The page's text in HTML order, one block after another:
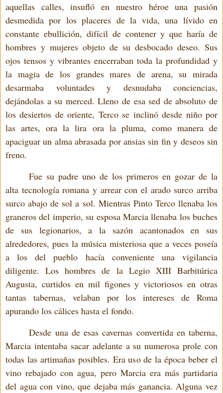
aquellas calles, insufló en nuestro héroe una pasión
desmedida por los placeres de la vida, una lívido en
constante ebullición, difícil de contener y que haría de
hombres y mujeres objeto de su desbocado deseo. Sus
ojos tensos y vibrantes encerraban toda la profundidad y
la magia de los grandes mares de arena, su mirada
desarmaba voluntades y desnudaba conciencias,
dejándolas a su merced. Lleno de esa sed de absoluto de
los desiertos de oriente, Terco se inclinó desde niño por
las artes, ora la lira ora la pluma, como manera de
apaciguar un alma abrasada por ansias sin fin y deseos sin
freno.
Fue su padre uno de los primeros en gozar de la
alta tecnología romana y arrear con el arado surco arriba
surco abajo de sol a sol. Mientras Pinto Terco llenaba los
graneros del imperio, su esposa Marcia llenaba los buches
de sus legionarios, a la sazón acantonados en sus
alrededores, pues la música misteriosa que a veces poseía
a los del pueblo hacía conveniente una vigilancia
diligente. Los hombres de la Legio XIII Barbitúrica
Augusta, curtidos en mil figones y victoriosos en otras
tantas tabernas, velaban por los intereses de Roma
apurando los cálices hasta el fondo.
Desde una de esas cavernas convertida en taberna,
Marcia intentaba sacar adelante a su numerosa prole con
todas las artimañas posibles. Era uso de la época beber el
vino rebajado con agua, pero Marcia era más partidaria
del agua con vino, que dejaba más ganancia. Alguna vez